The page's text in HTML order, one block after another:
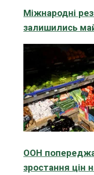
Міжнародні
залишились
ООН
зростання цін